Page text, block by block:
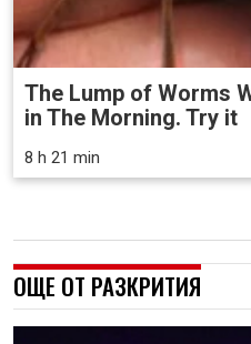
The Lump of Worms
in The Morning. Try it
8 h 21 min
ОЩЕ ОТ РАЗКРИТИЯ